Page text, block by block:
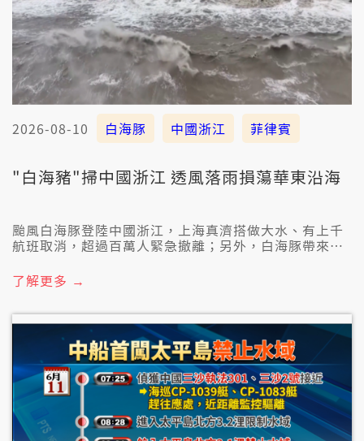
2026-08-10 白海豚 中國浙江 菲律賓
"白海豬"掃中國浙江 透風落雨損蕩華東沿海
颱風白海豚登陸中國浙江，上海真濟搭做大水、有上千
航班取消，超過百萬人緊急撤離；另外，白海豚帶來的
了解更多 →